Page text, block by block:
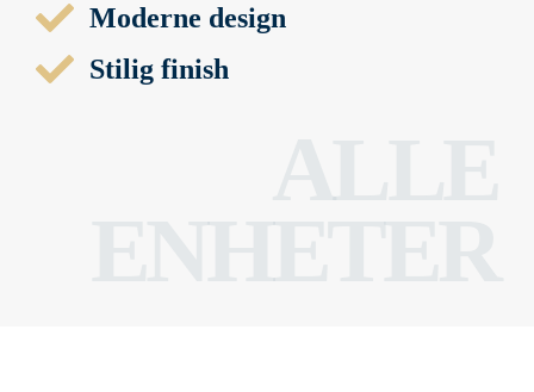
Moderne design
Stilig finish
ALLE
ENHETER